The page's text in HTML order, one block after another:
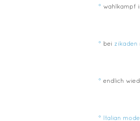
° wahlkampf
° bei zikaden
° endlich
° Italian